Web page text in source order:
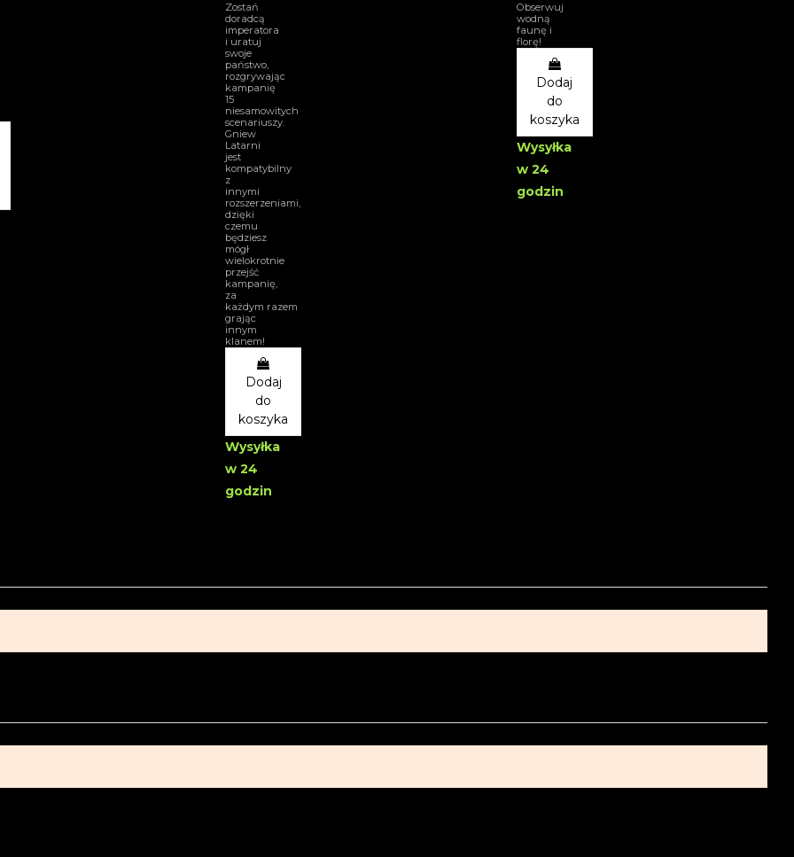
Zostań
doradcą
imperatora
i uratuj
swoje
państwo,
rozgrywając
kampanię
15
niesamowitych
scenariuszy.
Gniew
Latarni
jest
kompatybilny
z
innymi
rozszerzeniami,
dzięki
czemu
będziesz
mógł
wielokrotnie
przejść
kampanię,
za
każdym razem
grając
innym
klanem!
Dodaj
do
koszyka
Wysyłka
w 24
godzin
Obserwuj
wodną
faunę i
florę!
Dodaj
do
koszyka
Wysyłka
w 24
godzin